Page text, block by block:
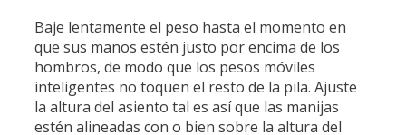
Baje lentamente el peso hasta el momento en
que sus manos estén justo por encima de los
hombros, de modo que los pesos móviles
inteligentes no toquen el resto de la pila. Ajuste
la altura del asiento tal es así que las manijas
estén alineadas con o bien sobre la altura del